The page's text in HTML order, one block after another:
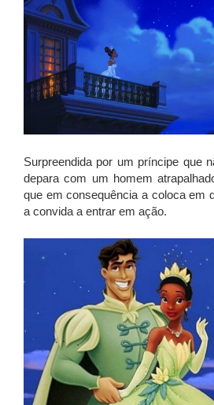
Surpreendida por um príncipe que
depara com um homem
que em consequência a coloca em
a convida a entrar em ação.